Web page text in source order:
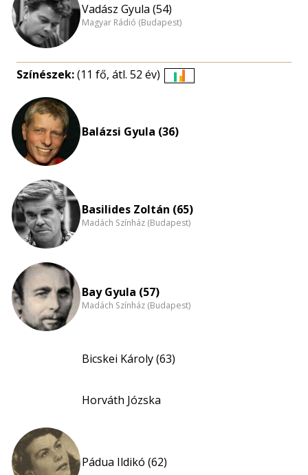
Vadász Gyula (54)
Magyar Rádió (Budapest)
Színészek:(11 fő, átl. 52 év)
Balázsi Gyula (36)
Basilides Zoltán (65)
Madách Színház (Budapest)
Bay Gyula (57)
Madách Színház (Budapest)
Bicskei Károly (63)
Horváth Józska
Pádua Ildikó (62)